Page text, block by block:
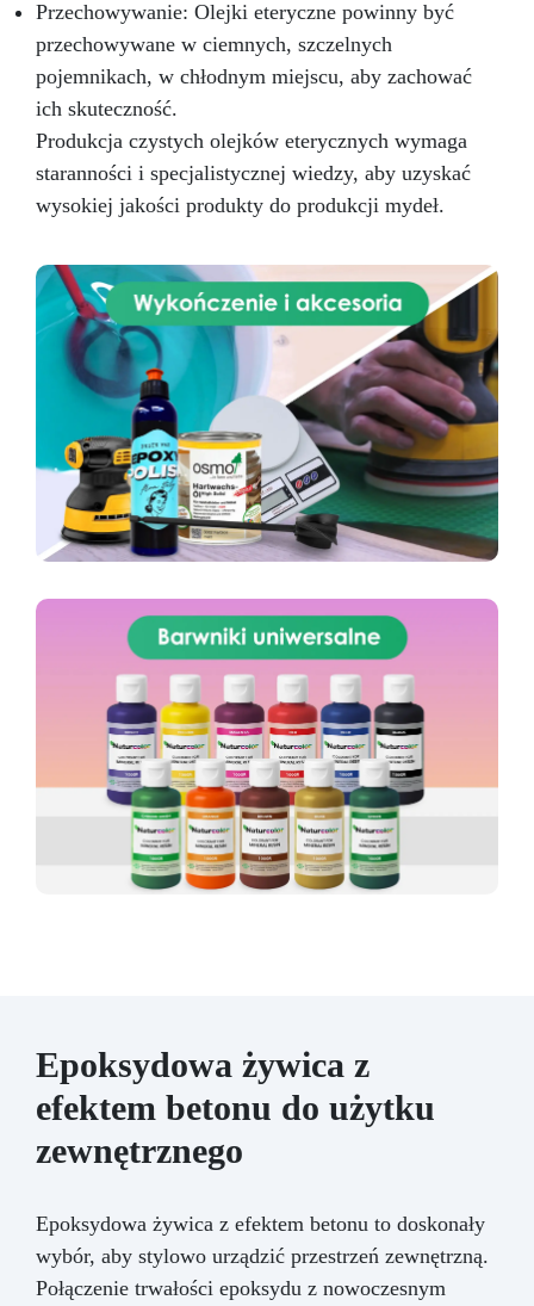
Przechowywanie: Olejki eteryczne powinny być
przechowywane w ciemnych, szczelnych
pojemnikach, w chłodnym miejscu, aby zachować
ich skuteczność.
Produkcja czystych olejków eterycznych wymaga
staranności i specjalistycznej wiedzy, aby uzyskać
wysokiej jakości produkty do produkcji mydeł.
Epoksydowa żywica z
efektem betonu do użytku
zewnętrznego
Epoksydowa żywica z efektem betonu to doskonały
wybór, aby stylowo urządzić przestrzeń zewnętrzną.
Połączenie trwałości epoksydu z nowoczesnym